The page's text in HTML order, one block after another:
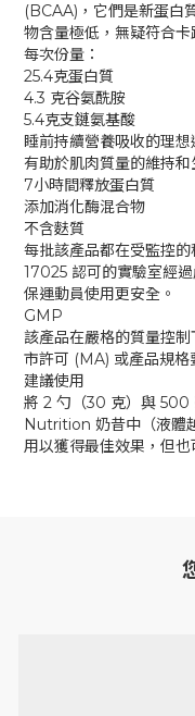
(BCAA)，它們是新蛋白
物含量極低，無疑符合卡
每次份量：
25.4克蛋白質
4.3 克谷氨酰胺
5.4克支鏈氨基酸
睡前持續營養吸收的理想
有助於肌肉質量的維持和
7小時間釋放蛋白質
添加消化酶混合物
不含麩質
每批該產品都在受監控
17025 認可的實驗室經
保運動員使用更安全。
GMP
該產品在嚴格的質量控
市許可 (MA) 或產品規格
建議使用
將 2 勺（30 克）與 500
Nutrition 奶昔中（液體
用以獲得最佳效果，但